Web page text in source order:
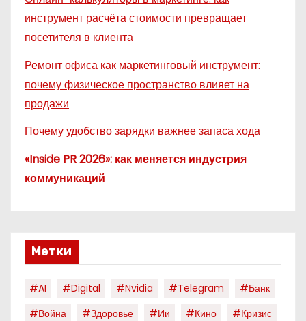
инструмент расчёта стоимости превращает
посетителя в клиента
Ремонт офиса как маркетинговый инструмент:
почему физическое пространство влияет на
продажи
Почему удобство зарядки важнее запаса хода
«Inside PR 2026»: как меняется индустрия
коммуникаций
Метки
#AI #digital #nvidia #telegram
#банк
#война
#здоровье #ии #кино
#кризис